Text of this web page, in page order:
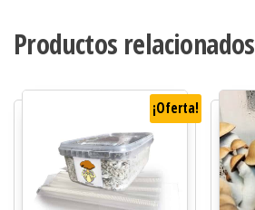
Productos relacionados
¡Oferta!